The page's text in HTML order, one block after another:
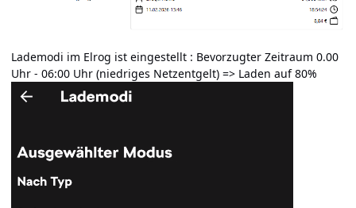
Lademodi im Elrog ist eingestellt : Bevorzugter Zeitraum 0.00
Uhr - 06:00 Uhr (niedriges Netzentgelt) => Laden auf 80%